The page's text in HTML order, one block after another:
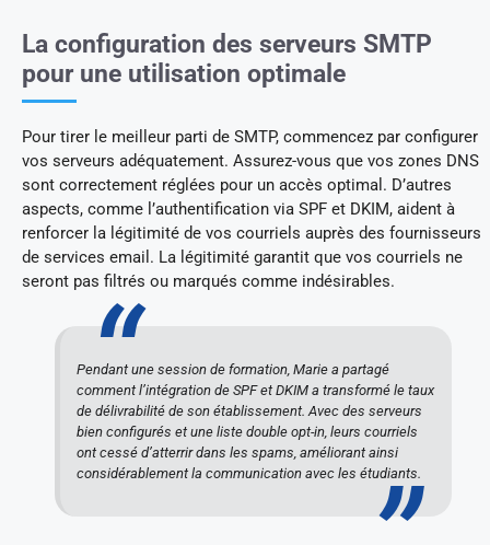
La configuration des serveurs SMTP
pour une utilisation optimale
Pour tirer le meilleur parti de SMTP, commencez par configurer
vos serveurs adéquatement. Assurez-vous que vos zones DNS
sont correctement réglées pour un accès optimal. D’autres
aspects, comme l’authentification via SPF et DKIM, aident à
renforcer la légitimité de vos courriels auprès des fournisseurs
de services email. La légitimité garantit que vos courriels ne
seront pas filtrés ou marqués comme indésirables.
Pendant une session de formation, Marie a partagé
comment l’intégration de SPF et DKIM a transformé le taux
de délivrabilité de son établissement. Avec des serveurs
bien configurés et une liste double opt-in, leurs courriels
ont cessé d’atterrir dans les spams, améliorant ainsi
considérablement la communication avec les étudiants.